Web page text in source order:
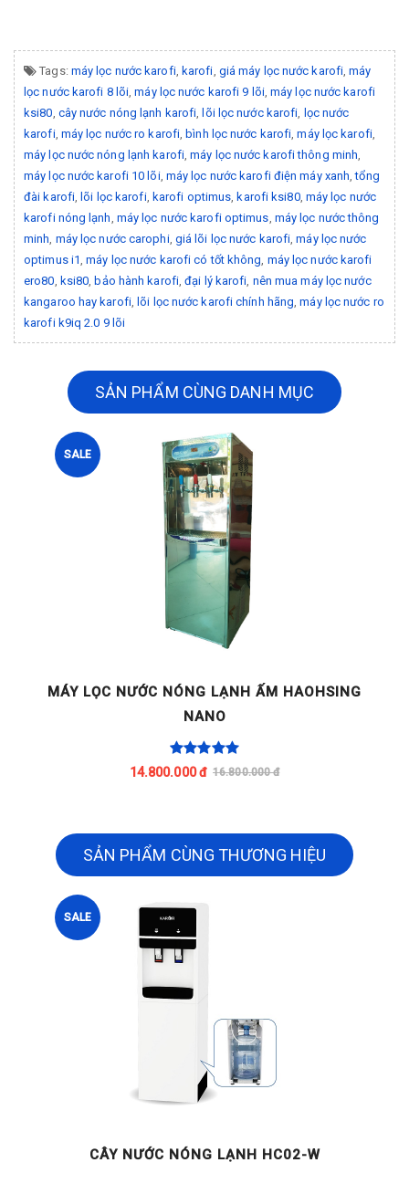
Tags: máy lọc nước karofi, karofi giá máy lọc nước karofi ,máy
lọc nước karofi 8 lõi ,máy lọc nước karofi 9 lõi,máy lọc nước karofi
ksi80 cây nước nóng lạnh karofi lõi lọc nước karofi
lọc nước
karofi, máy lọc nước ro karofi bình lọc nước karofi ,máy lọc karofi,
máy lọc nước nóng lạnh karofi,máy lọc nước karofi thông minh
máy lọc nước karofi 10 lõi, máy lọc nước karofi điện máy xanh ,tổng
đài karofi lõi lọc karofi, karofi optimus karofi ksi80, máy lọc nước
karofi nóng lạnh máy lọc nước karofi optimus máy lọc nước thông
minh máy lọc nước carophi, giá lõi lọc nước karofi ,máy lọc nước
optimus i1 ,máy lọc nước karofi có tốt không máy lọc nước karofi
ero80 ksi80 bảo hành karofi,đại lý karofi nên mua máy lọc nước
kangaroo hay karofi, lõi lọc nước karofi chính hãng ,máy lọc nước ro
karofi k9iq 2.0 9 lõi
SẢN PHẨM CÙNG DANH MỤC
SALE
MÁY LỌC NƯỚC NÓNG LẠNH ẤM HAOHSING
NANO
14.800.000 đ 16.800.000 đ
SẢN PHẨM CÙNG THƯƠNG HIỆU
SALE
CÂY NƯỚC NÓNG LẠNH HC02-W